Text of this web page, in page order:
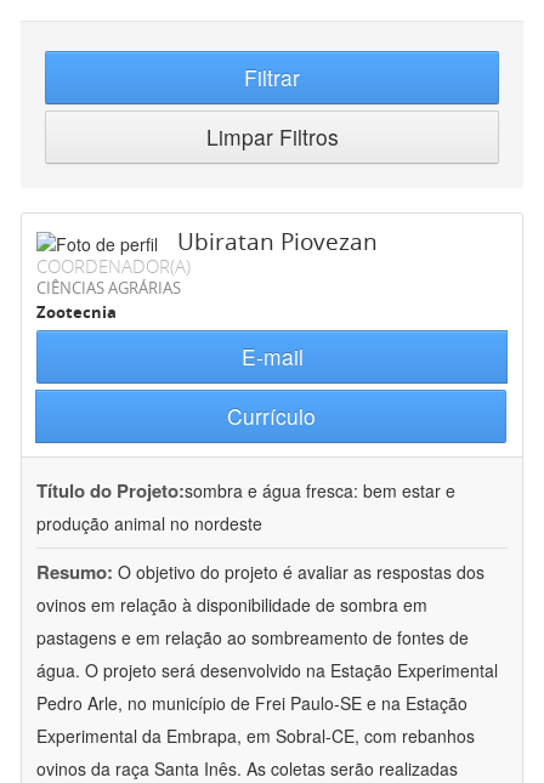
Filtrar
Limpar Filtros
Ubiratan Piovezan
COORDENADOR(A)
CIÊNCIAS AGRÁRIAS
Zootecnia
E-mail
Currículo
Título do Projeto:sombra e água fresca: bem estar e
produção animal no nordeste
Resumo: O objetivo do projeto é avaliar as respostas dos
ovinos em relação à disponibilidade de sombra em
pastagens e em relação ao sombreamento de fontes de
água. O projeto será desenvolvido na Estação Experimental
Pedro Arle, no município de Frei Paulo-SE e na Estação
Experimental da Embrapa, em Sobral-CE, com rebanhos
ovinos da raça Santa Inês. As coletas serão realizadas